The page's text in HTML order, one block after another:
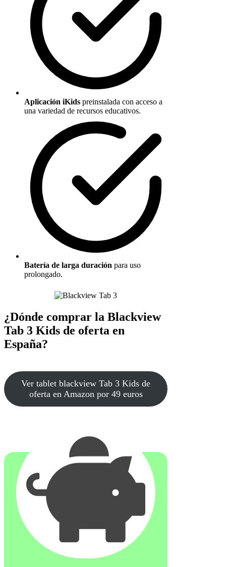
Aplicación iKids preinstalada con acceso a
una variedad de recursos educativos.
Batería de larga duración para uso
prolongado.
¿Dónde comprar la Blackview
Tab 3 Kids de oferta en
España?
Ver tablet blackview Tab 3 Kids de
oferta en Amazon por 49 euros